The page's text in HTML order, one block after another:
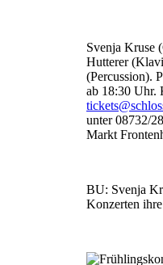
Svenja Kruse
Hutterer
(Percussion).
ab 18:30 Uhr.
unter 08732/
Markt
BU: Svenja
Konzerten